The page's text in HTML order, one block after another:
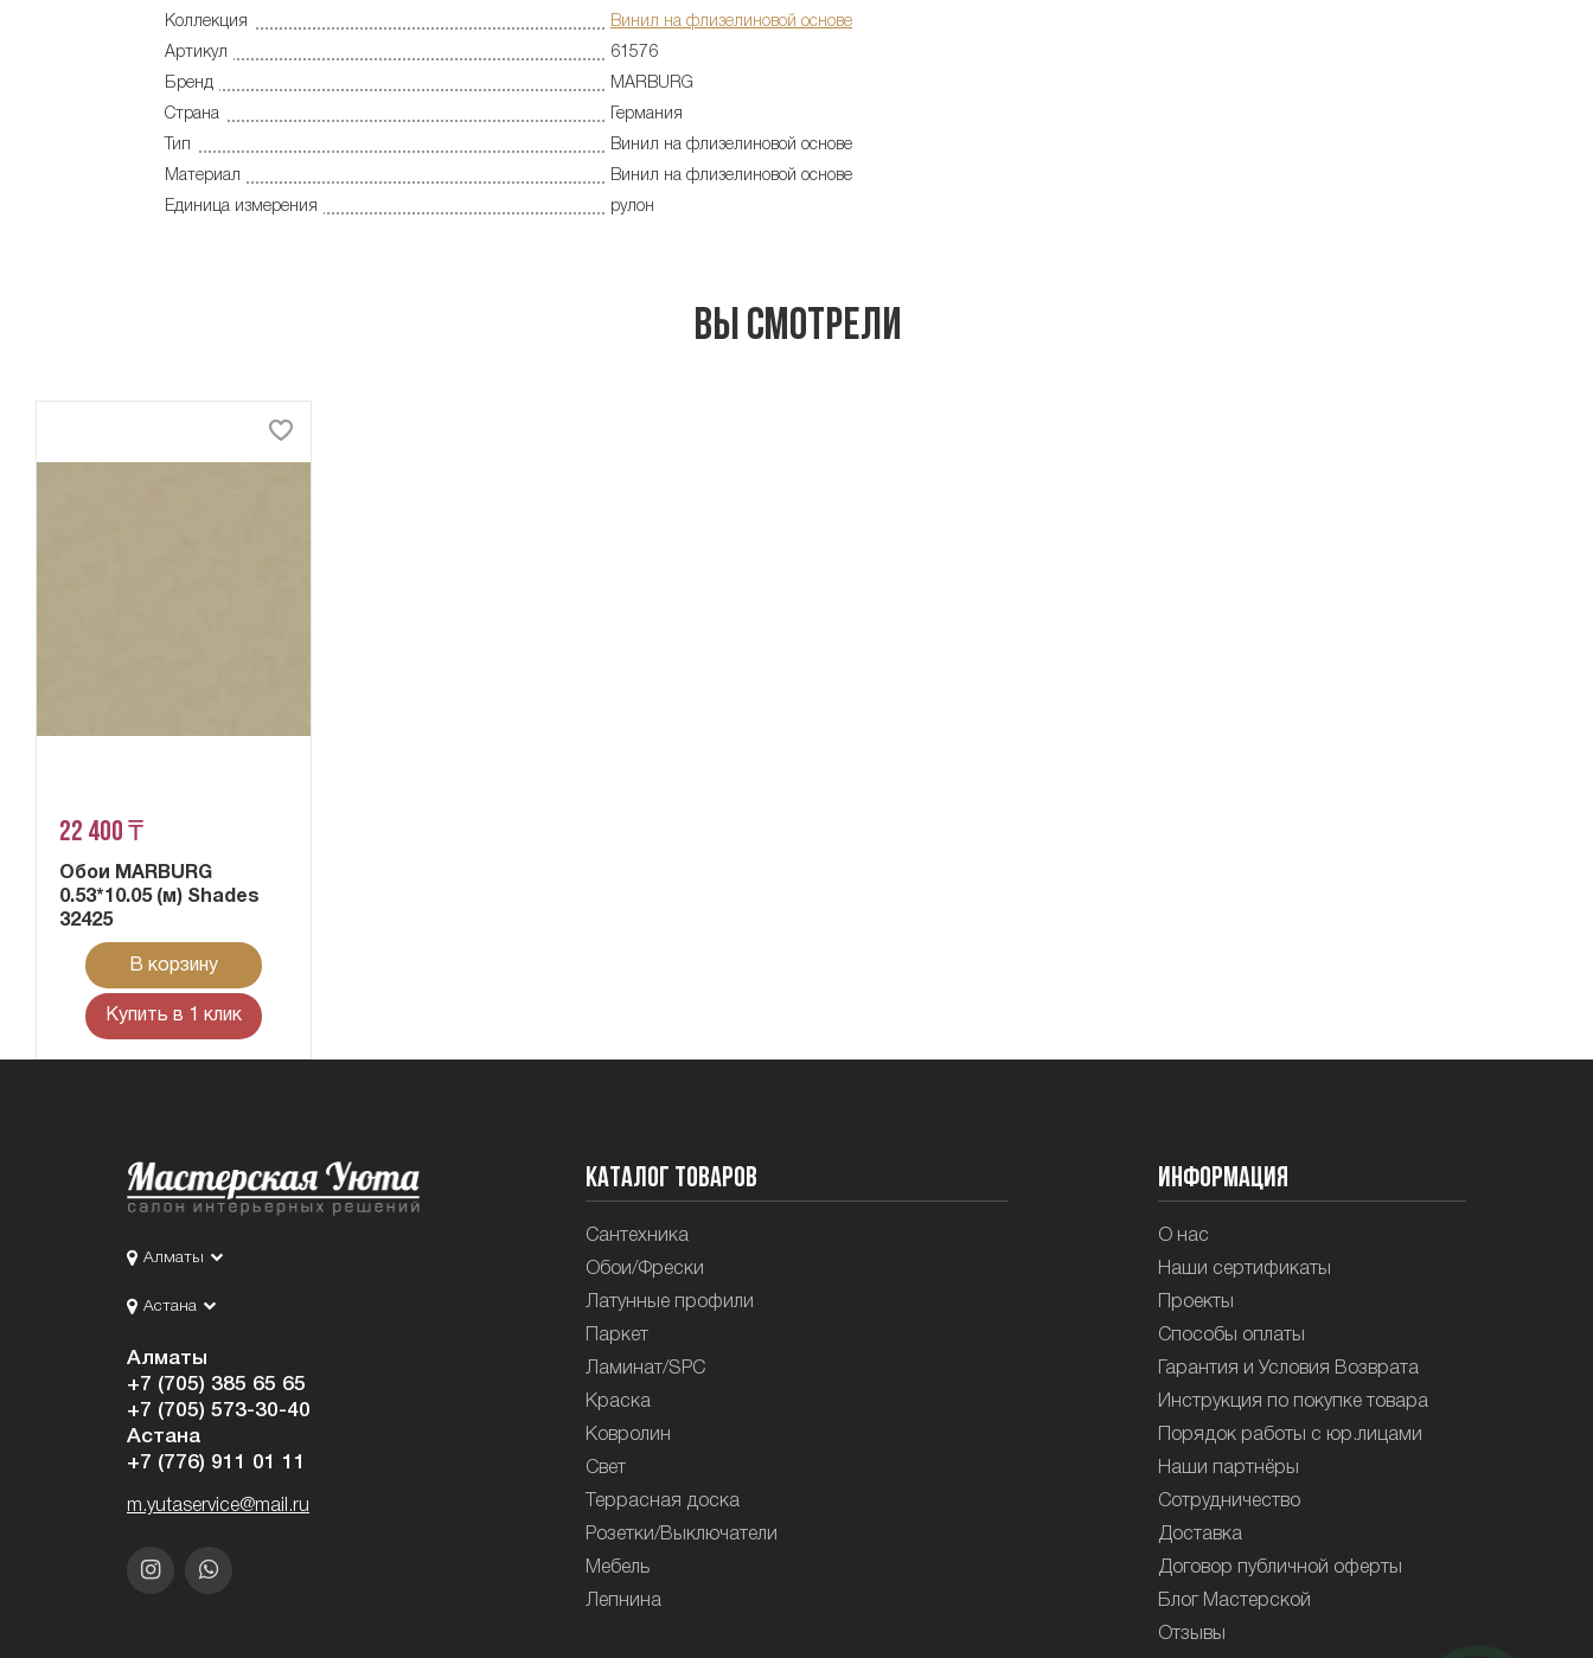
Коллекция
Винил на флизелиновой основе
Артикул
61576
Бренд
MARBURG
Страна
Германия
Тип
Винил на флизелиновой основе
Материал
Винил на флизелиновой основе
Единица измерения
рулон
Вы смотрели
22 400 ₸
Обои MARBURG
0.53*10.05 (м) Shades
32425
В корзину
Купить в 1 клик
Алматы
Астана
Алматы
+7 (705) 385 65 65
+7 (705) 573-30-40
Астана
+7 (776) 911 01 11
m.yutaservice@mail.ru
Каталог товаров
Сантехника
Обои/Фрески
Латунные профили
Паркет
Ламинат/SPC
Краска
Ковролин
Свет
Террасная доска
Розетки/Выключатели
Мебель
Лепнина
Информация
О нас
Наши сертификаты
Проекты
Способы оплаты
Гарантия и Условия Возврата
Инструкция по покупке товара
Порядок работы с юр.лицами
Наши партнёры
Сотрудничество
Доставка
Договор публичной оферты
Блог Мастерской
Отзывы